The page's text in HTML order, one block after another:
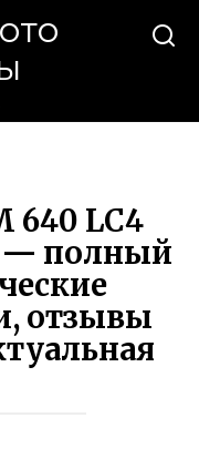
640 LC4
— полный
отзывы